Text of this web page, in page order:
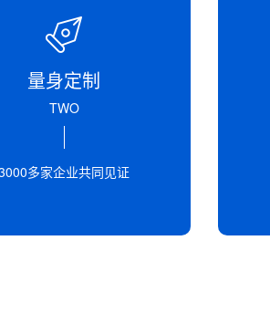
量身定制
TWO
多家企业共同见证